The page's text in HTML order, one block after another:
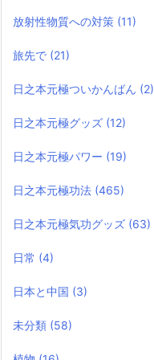
放射性物質への対策 (11)
旅先で (21)
日之本元極ついかんばん (2)
日之本元極グッズ (12)
日之本元極パワー (19)
日之本元極功法 (465)
日之本元極気功グッズ (63)
日常 (4)
日本と中国 (3)
未分類 (58)